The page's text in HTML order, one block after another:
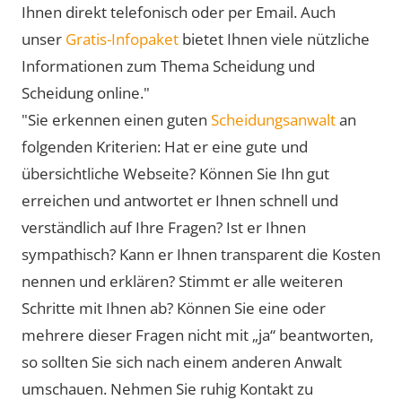
Ihnen direkt telefonisch oder per Email. Auch
unser Gratis-Infopaket bietet Ihnen viele nützliche
Informationen zum Thema Scheidung und
Scheidung online."
"Sie erkennen einen guten Scheidungsanwaltan
folgenden Kriterien: Hat er eine gute und
übersichtliche Webseite? Können Sie Ihn gut
erreichen und antwortet er Ihnen schnell und
verständlich auf Ihre Fragen? Ist er Ihnen
sympathisch? Kann er Ihnen transparent die Kosten
nennen und erklären? Stimmt er alle weiteren
Schritte mit Ihnen ab? Können Sie eine oder
mehrere dieser Fragen nicht mit „ja“ beantworten,
so sollten Sie sich nach einem anderen Anwalt
umschauen. Nehmen Sie ruhig Kontakt zu